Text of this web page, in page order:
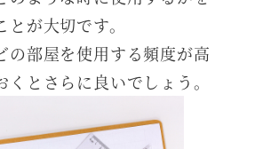
が大切です。
の部屋を使用する頻度が高
とさらに良いでしょう。